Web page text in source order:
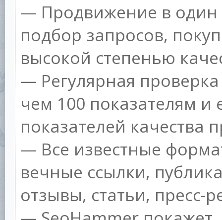
— Продвижение в один
подбор запросов,
высокой степенью
— Регулярная
чем 100 показателям
показателей качества
— Все известные
вечные ссылки,
отзывы, статьи, пресс-